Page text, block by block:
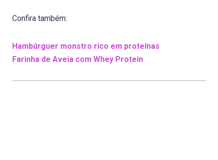
Confira também:
Hambúrguer monstro rico em proteínas
Farinha de Aveia com Whey Protein